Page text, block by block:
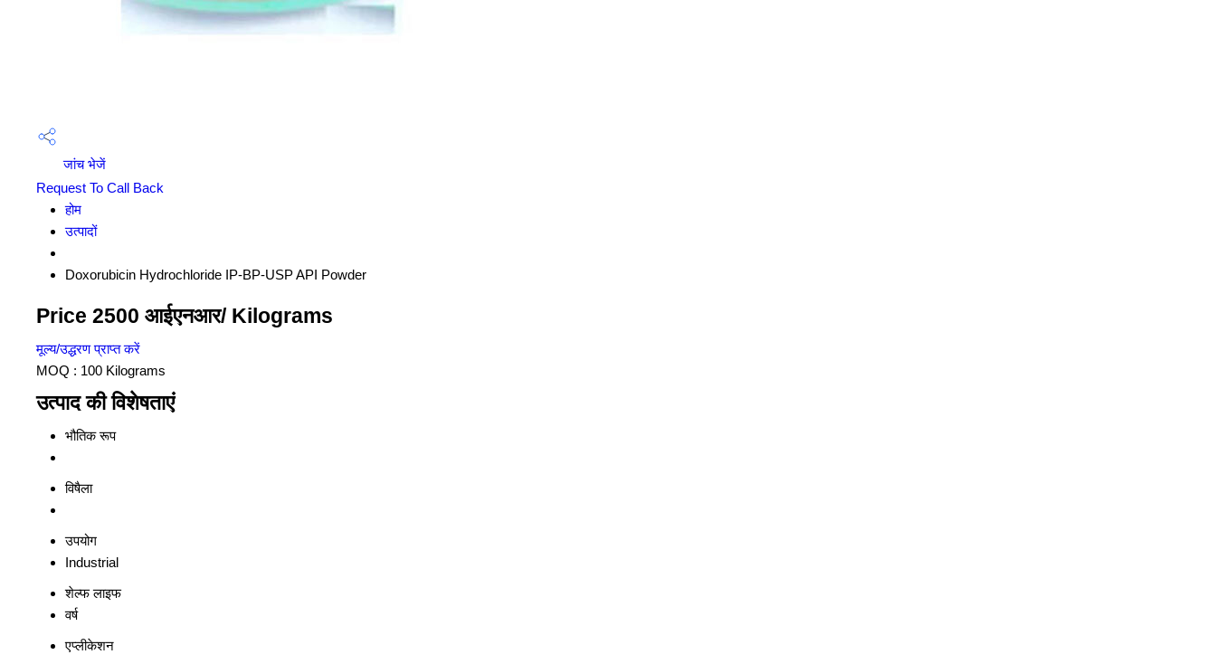
जांच भेजें
Request To Call Back
होम
उत्पादों
Doxorubicin Hydrochloride IP-BP-USP API Powder
Price 2500 आईएनआर/ Kilograms
मूल्य/उद्धरण प्राप्त करें
MOQ : 100 Kilograms
उत्पाद की विशेषताएं
भौतिक रूप
विषैला
उपयोग
Industrial
शेल्फ लाइफ
वर्ष
एप्लीकेशन